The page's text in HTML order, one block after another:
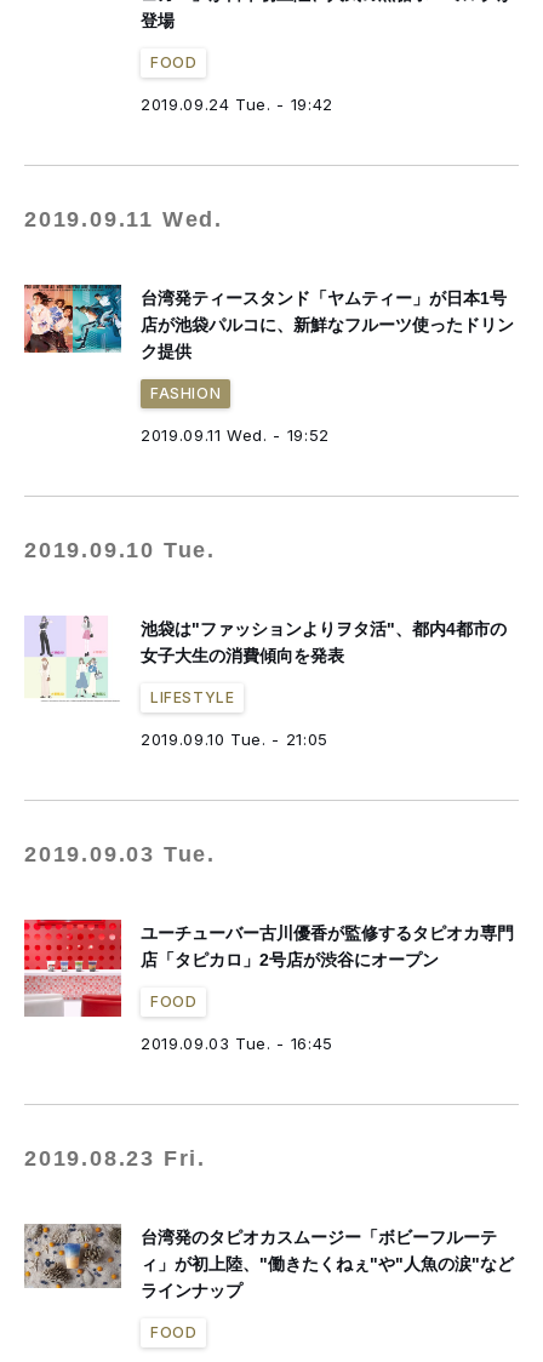
登場
FOOD
2019.09.24 Tue. - 19:42
2019.09.11 Wed.
台湾発ティースタンド「ヤムティー」が日本1号
店が池袋パルコに、新鮮なフルーツ使ったドリン
ク提供
FASHION
2019.09.11 Wed. - 19:52
2019.09.10 Tue.
池袋は"ファッションよりヲタ活"、都内4都市の
女子大生の消費傾向を発表
LIFESTYLE
2019.09.10 Tue. - 21:05
2019.09.03 Tue.
ユーチューバー古川優香が監修するタピオカ専門
店「タピカロ」2号店が渋谷にオープン
FOOD
2019.09.03 Tue. - 16:45
2019.08.23 Fri.
台湾発のタピオカスムージー「ボビーフルーテ
ィ」が初上陸、"働きたくねぇ"や"人魚の涙"など
ラインナップ
FOOD